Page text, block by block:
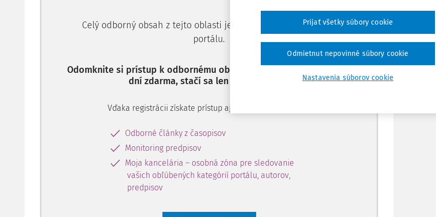
Celý odborný obsah z tejto oblasti je dostupný predplatiteľom
portálu.
Odomknite si prístup k odbornému obsahu a získajte prístup na 10
dní zdarma, stačí sa len zaregistrovať.
Vďaka registrácii získate prístup aj k vybranému obsahu:
Odborné články z časopisov
Monitoring predpisov
Moja kancelária – osobná zóna pre sledovanie
vašich obľúbených kategórií portálu, autorov,
predpisov
Nastavenia súborov cookie
Odmietnut nepovinné súbory cookie
Prijať všetky súbory cookie